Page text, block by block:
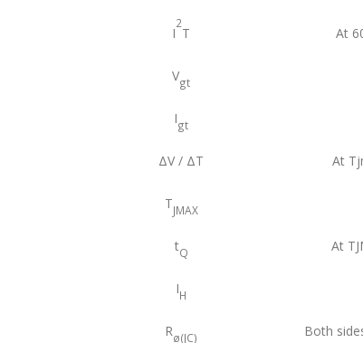
I
2
T At
Vgt
Igt
ΔV / ΔT At
TJMAX
tQ At
IH
Rø(JC) Both